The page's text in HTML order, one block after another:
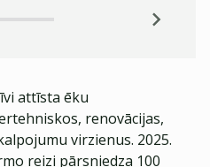
attīsta ēku
renovācijas,
virzienus. 2025.
reizi pārsniedza 100